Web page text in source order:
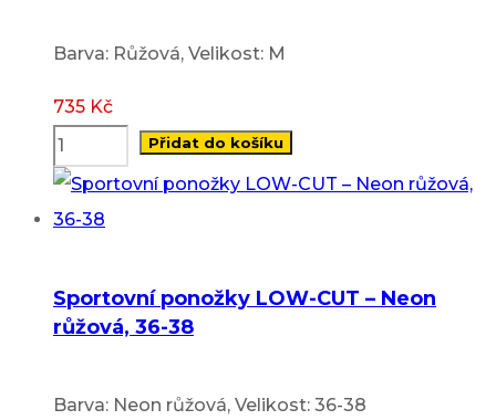
Barva: Růžová, Velikost: M
735 Kč
Přidat do košíku
Sportovní ponožky LOW-CUT – Neon
růžová, 36-38
Barva: Neon růžová, Velikost: 36-38